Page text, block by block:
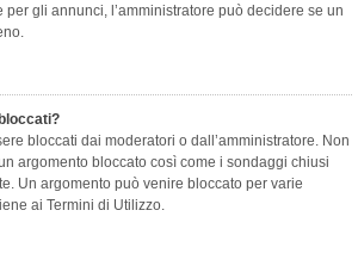
per gli annunci, l’amministratore può decidere se un
bloccati dai moderatori o dall’amministratore. Non
argomento bloccato così come i sondaggi chiusi
Un argomento può venire bloccato per varie
ai Termini di Utilizzo.